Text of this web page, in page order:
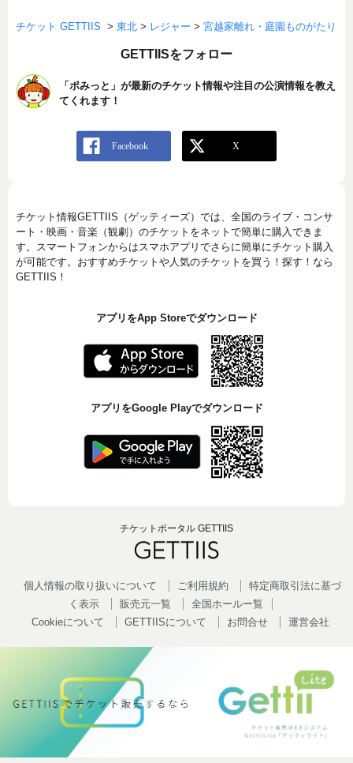
チケット GETTIIS > 東北 > レジャー > 宮越家離れ・庭園ものがたり
GETTIISをフォロー
「ポみっと」が最新のチケット情報や注目の公演情報を教え
てくれます！
チケット情報GETTIIS（ゲッティーズ）では、全国のライブ・コンサ
ート・映画・音楽（観劇）のチケットをネットで簡単に購入できま
す。スマートフォンからはスマホアプリでさらに簡単にチケット購入
が可能です。おすすめチケットや人気のチケットを買う！探す！なら
GETTIIS！
アプリをApp Storeでダウンロード
アプリをGoogle Playでダウンロード
チケットポータル GETTIIS
個人情報の取り扱いについて ご利用規約
特定商取引法に基づ
く表示
販売元一覧
全国ホールー覧
Cookieについて
GETTIISについて お問合せ 運営会社